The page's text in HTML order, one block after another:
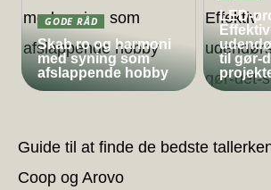
GODE RÅD
Skab ro og harmoni
med syning som
afslappende hobby
LED-
Effektiv
til gør-
Guide til at finde de bedste
Coop og Arovo